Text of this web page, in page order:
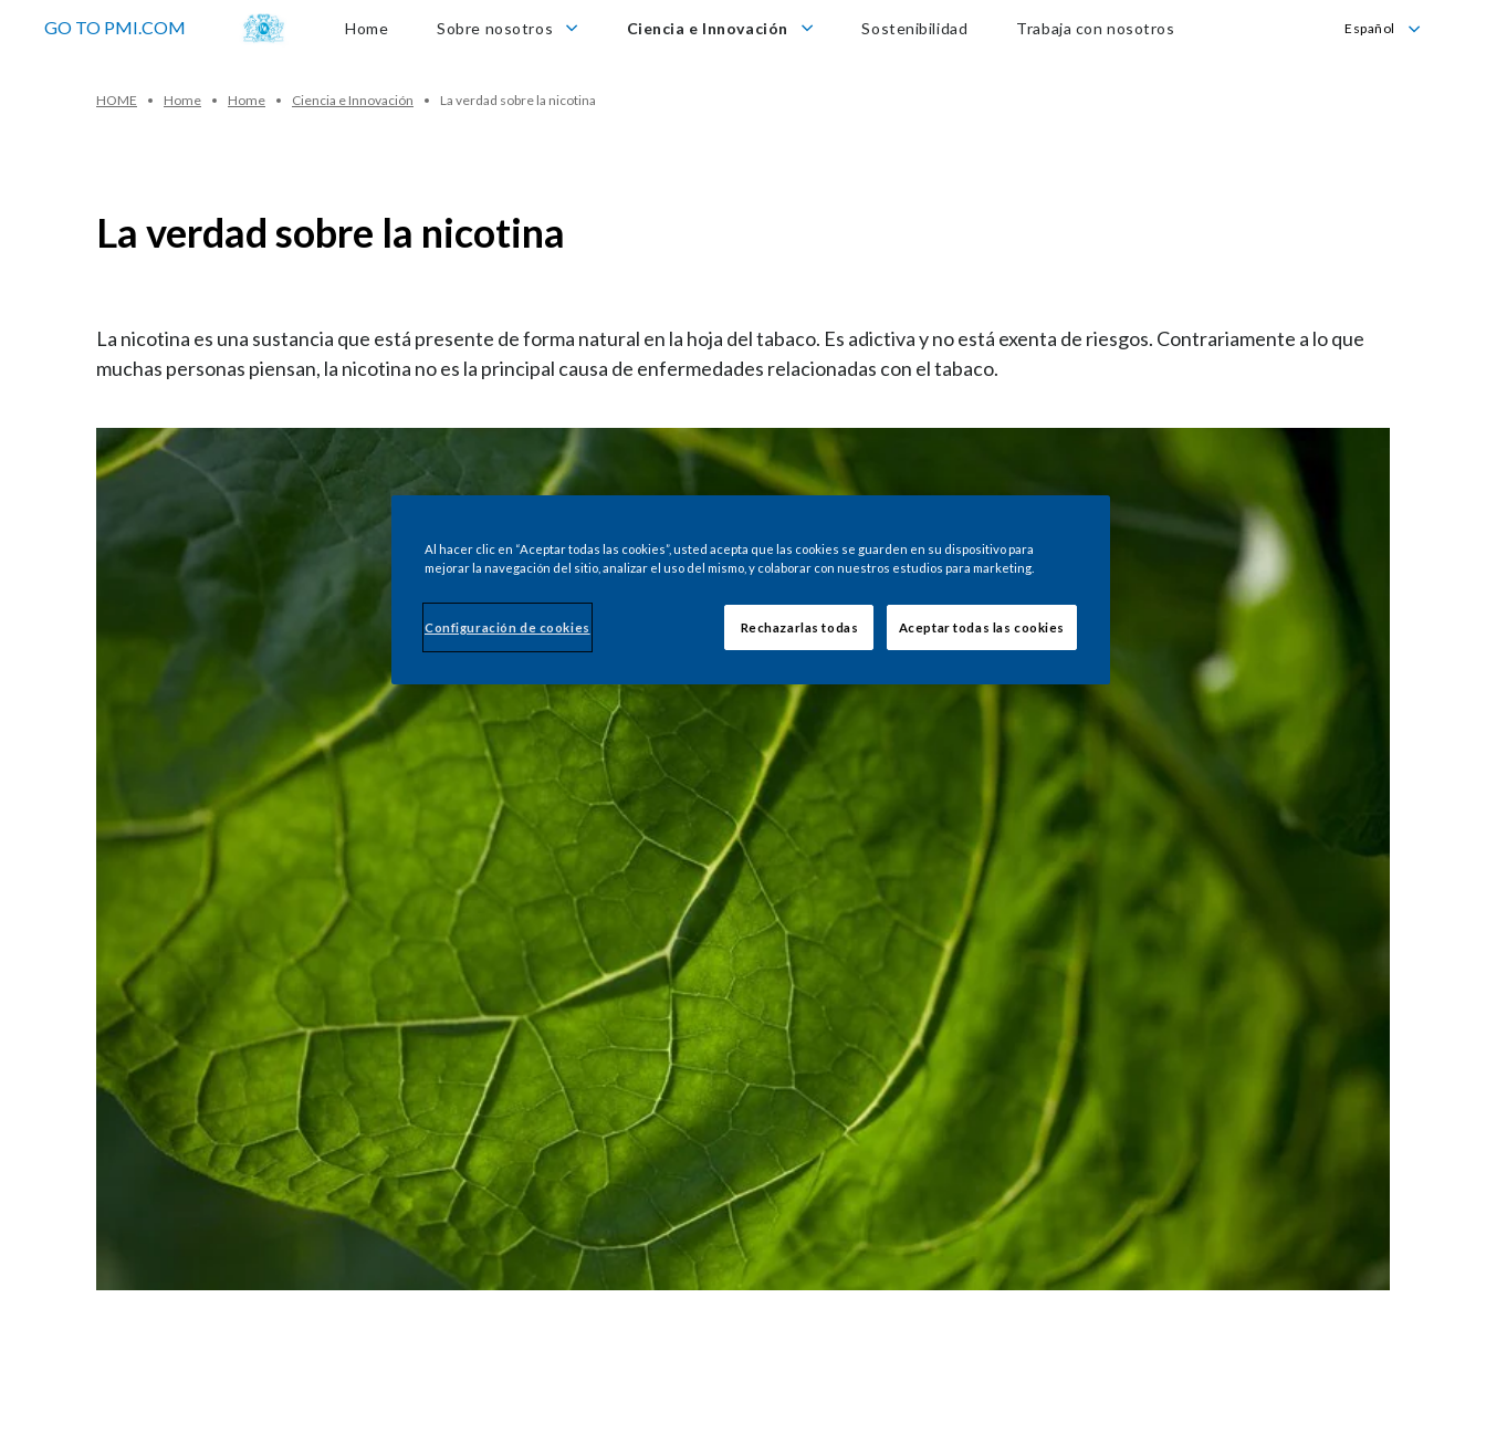
GO TO PMI.COM
Home Sobre nosotros
Ciencia e Innovación
Sostenibilidad
Trabaja con nosotros Español
HOME Home Home Ciencia e Innovación La verdad sobre la nicotina
La verdad sobre la nicotina
La nicotina es una sustancia que está presente de forma natural en la hoja del tabaco. Es adictiva y no está exenta de riesgos. Contrariamente a lo que
muchas personas piensan, la nicotina no es la principal causa de enfermedades relacionadas con el tabaco.
Al hacer clic en “Aceptar todas las cookies”, usted acepta que las cookies se guarden en su dispositivo para
mejorar la navegación del sitio, analizar el uso del mismo, y colaborar con nuestros estudios para marketing.
Configuración de cookies Rechazarlas todas Aceptar todas las cookies